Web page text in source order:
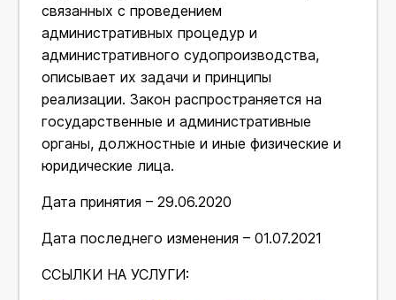
связанных с проведением
административных процедур и
административного судопроизводства,
описывает их задачи и принципы
реализации. Закон распространяется на
государственные и административные
органы, должностные и иные физические и
юридические лица.
Дата принятия – 29.06.2020
Дата последнего изменения – 01.07.2021
ССЫЛКИ НА УСЛУГИ: